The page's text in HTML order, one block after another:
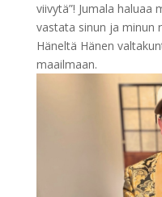
viivytä”! Jumala haluaa
vastata sinun ja minun
Häneltä Hänen
maailmaan.